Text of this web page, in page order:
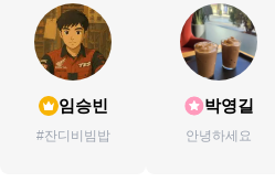
임승빈
#잔디비빔밥
박영길
안녕하세요